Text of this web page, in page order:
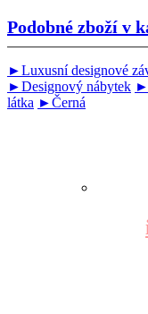
Podobné zboží v
►Luxusní designové
►Designový nábytek
látka ►Černá